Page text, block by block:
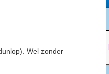
Wel zonder